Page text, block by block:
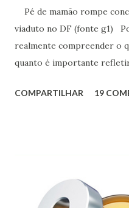
Pé de mamão rompe
viaduto no DF (fonte g1)
realmente compreender o
quanto é importante
esperançar! A História do
COMPARTILHAR 19